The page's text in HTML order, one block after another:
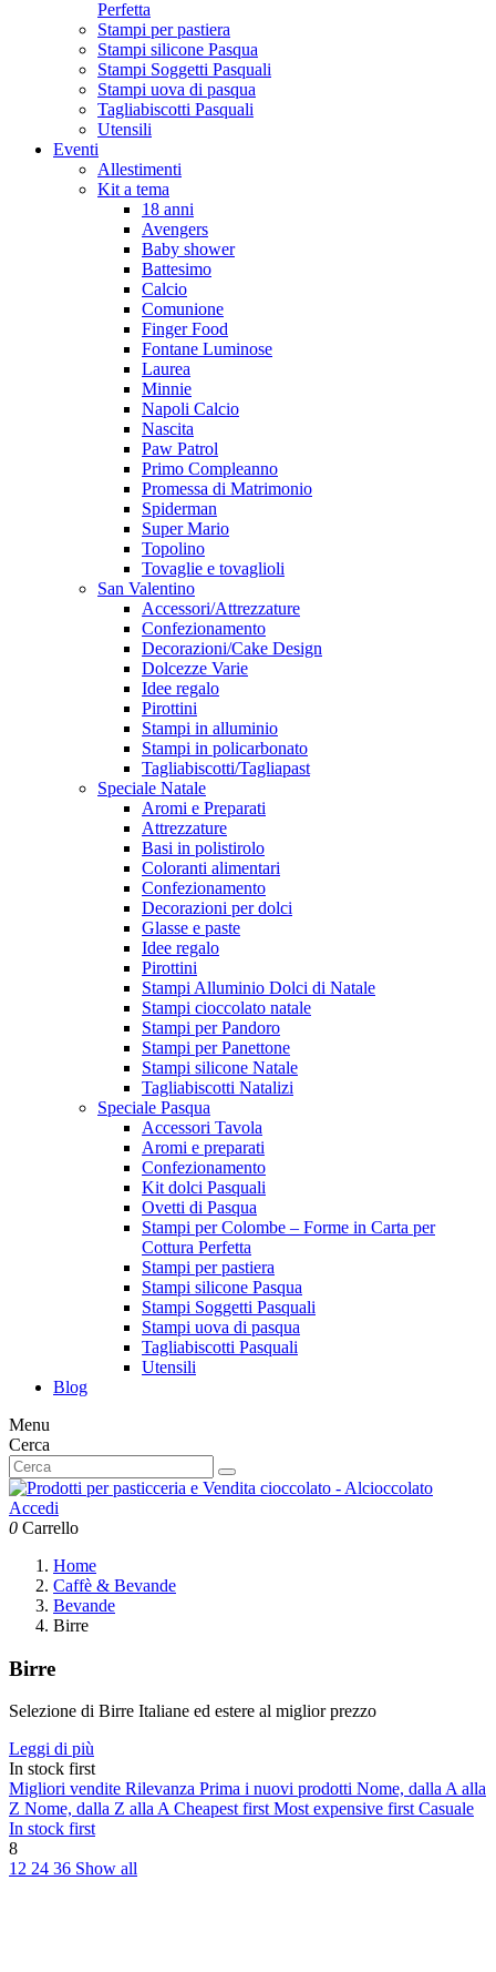
Perfetta
Stampi per pastiera
Stampi silicone Pasqua
Stampi Soggetti Pasquali
Stampi uova di pasqua
Tagliabiscotti Pasquali
Utensili
Eventi
Allestimenti
Kit a tema
18 anni
Avengers
Baby shower
Battesimo
Calcio
Comunione
Finger Food
Fontane Luminose
Laurea
Minnie
Napoli Calcio
Nascita
Paw Patrol
Primo Compleanno
Promessa di Matrimonio
Spiderman
Super Mario
Topolino
Tovaglie e tovaglioli
San Valentino
Accessori/Attrezzature
Confezionamento
Decorazioni/Cake Design
Dolcezze Varie
Idee regalo
Pirottini
Stampi in alluminio
Stampi in policarbonato
Tagliabiscotti/Tagliapast
Speciale Natale
Aromi e Preparati
Attrezzature
Basi in polistirolo
Coloranti alimentari
Confezionamento
Decorazioni per dolci
Glasse e paste
Idee regalo
Pirottini
Stampi Alluminio Dolci di Natale
Stampi cioccolato natale
Stampi per Pandoro
Stampi per Panettone
Stampi silicone Natale
Tagliabiscotti Natalizi
Speciale Pasqua
Accessori Tavola
Aromi e preparati
Confezionamento
Kit dolci Pasquali
Ovetti di Pasqua
Stampi per Colombe – Forme in Carta per
Cottura Perfetta
Stampi per pastiera
Stampi silicone Pasqua
Stampi Soggetti Pasquali
Stampi uova di pasqua
Tagliabiscotti Pasquali
Utensili
Blog
Menu
Cerca
Accedi
0 Carrello
Home
Caffè & Bevande
Bevande
Birre
Birre
Selezione di Birre Italiane ed estere al miglior prezzo
Leggi di più
In stock first
Migliori vendite Rilevanza Prima i nuovi prodotti Nome, dalla A alla
Z Nome, dalla Z alla ACheapest firstMost expensive firstCasuale
In stock first
8
12 24 36 Show all